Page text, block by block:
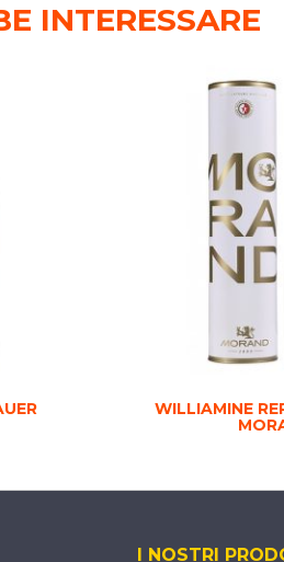
INTERESSARE
WILLIAMINE
I NOSTRI